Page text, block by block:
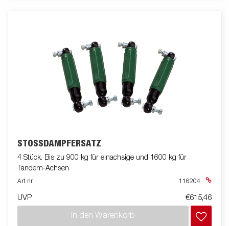
STOSSDÄMPFERSATZ
4 Stück. Bis zu 900 kg für einachsige und 1600 kg für
Tandem-Achsen
Art nr 116204
UVP €615,46
In den Warenkorb